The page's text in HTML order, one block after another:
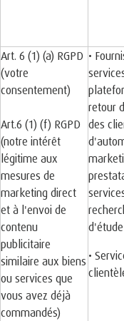
Art. 6 (1) (a) RGPD
(votre
consentement)
Art.6 (1) (f) RGPD
(notre intérêt
légitime aux
mesures de
marketing direct
et à l'envoi de
contenu
publicitaire
similaire aux biens
ou services que
vous avez déjà
commandés)
•
retour
des
•